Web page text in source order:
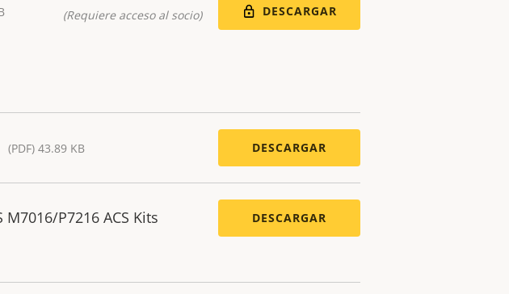
(Requiere acceso al socio) DESCARGAR
(PDF) 43.89 KB DESCARGAR
P7216 ACS Kits DESCARGAR